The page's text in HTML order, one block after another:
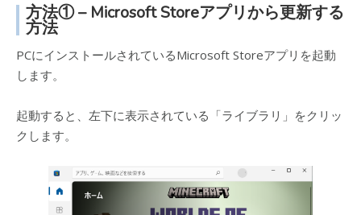
方法① – Microsoft Storeアプリから更新する
方法
PCにインストールされているMicrosoft Storeアプリを起動
します。
起動すると、左下に表示されている「ライブラリ」をクリッ
クします。